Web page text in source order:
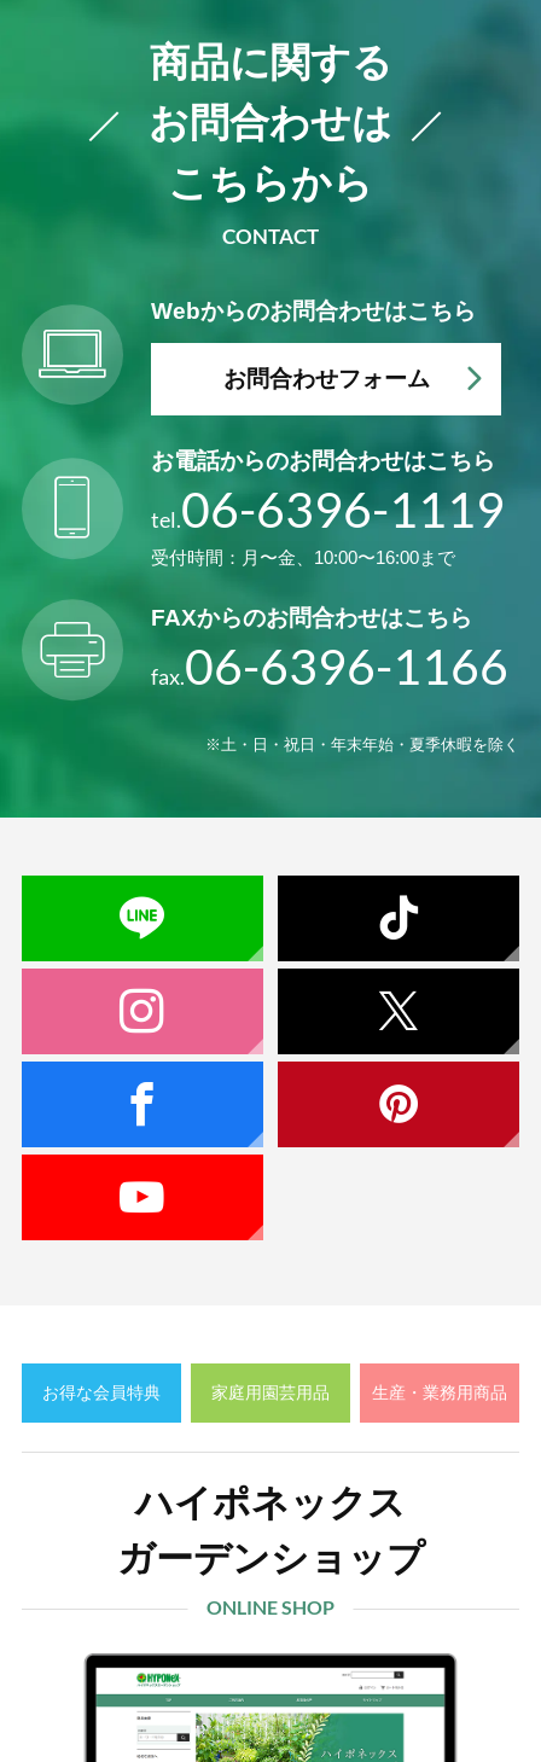
商品に関する
お問合わせは
こちらから
CONTACT
Webからのお問合わせはこちら
お問合わせフォーム
お電話からのお問合わせはこちら
tel.06-6396-1119
受付時間：月〜金、10:00〜16:00まで
FAXからのお問合わせはこちら
fax.06-6396-1166
※土・日・祝日・年末年始・夏季休暇を除く
お得な会員特典 家庭用園芸用品 生産・業務用商品
ハイポネックス
ガーデンショップ
ONLINE SHOP